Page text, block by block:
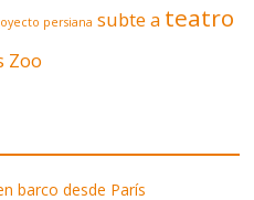
persiana subte a teatro
Zoo
barco desde París